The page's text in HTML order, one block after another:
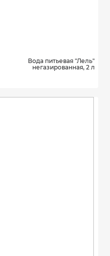
Вода питьевая "Лель"
негазированная, 2 л